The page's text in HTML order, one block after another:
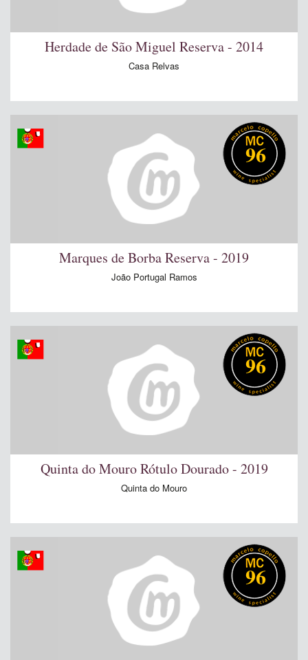
Herdade de São Miguel Reserva - 2014
Casa Relvas
96
Marques de Borba Reserva - 2019
João Portugal Ramos
96
Quinta do Mouro Rótulo Dourado - 2019
Quinta do Mouro
96